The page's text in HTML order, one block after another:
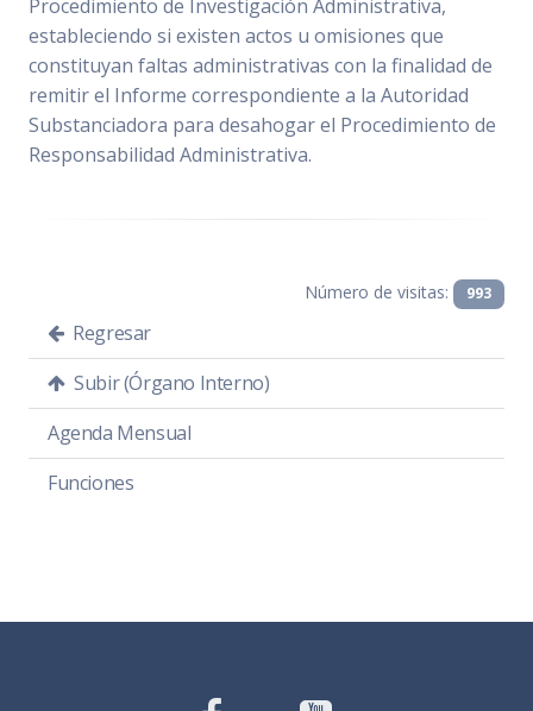
Procedimiento de Investigación Administrativa,
estableciendo si existen actos u omisiones que
constituyan faltas administrativas con la finalidad de
remitir el Informe correspondiente a la Autoridad
Substanciadora para desahogar el Procedimiento de
Responsabilidad Administrativa.
Número de visitas: 993
Regresar
Subir (Órgano Interno)
Agenda Mensual
Funciones